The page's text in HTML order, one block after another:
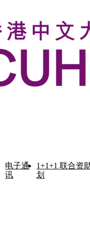
电子通
讯
1+1+1 联合资
划